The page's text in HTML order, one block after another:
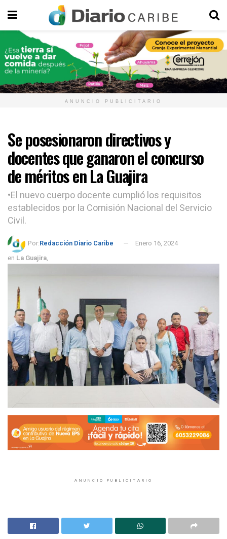
ANUNCIO PUBLICITARIO
Se posesionaron directivos y
docentes que ganaron el concurso
de méritos en La Guajira
•El nuevo cuerpo docente cumplió los requisitos
establecidos por la Comisión Nacional del Servicio
Civil.
Por:Redacción Diario Caribe
Enero 16, 2024
en La Guajira,
ANUNCIO PUBLICITARIO